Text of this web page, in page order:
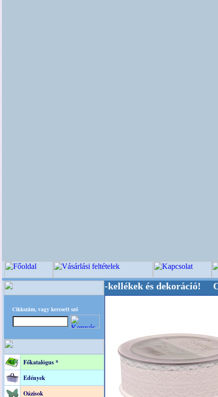
Cikkszám, vagy keresett szó
Főkatalógus *
Edények
Oázisok
, Kegyeleti-kellékek és dekoráció!